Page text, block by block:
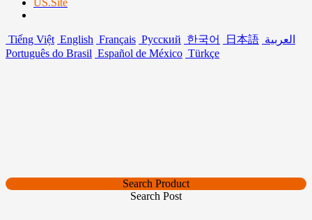
US.Site
Tiếng Việt English Français Русский 한국어 日本語 العربية
Português do Brasil Español de México Türkçe
Search Product
Search Post